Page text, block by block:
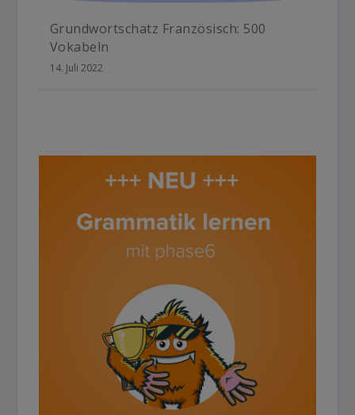
Grundwortschatz Französisch: 500
Vokabeln
14. Juli 2022